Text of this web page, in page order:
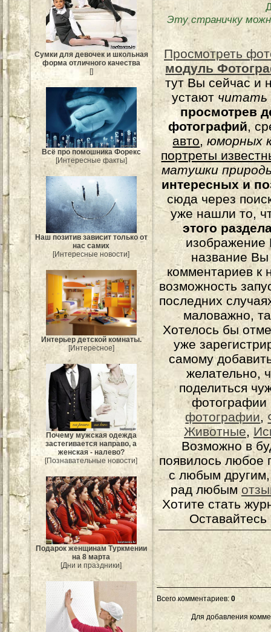
Сумки для девочек и школьная
форма отличного качества
[]
Всё про помошника Форекс
[Интересные факты]
Наш позитив зависит только от
нас самих
[Интересные новости]
Интерьер детской комнаты.
[Интересное]
Почему мужская одежда
застегивается направо, а
женская - налево?
[Познавательные новости]
Подарок женщинам Туркмении
на 8 марта
[Дни и праздники]
Эту страничку
Просмотреть
модуль
тут Вы сейчас и
устают читать
просмотрев
фотографий,
авто,юморных
портреты
матушки
интересных и
сюда через
уже нашли то,
этого
изображение
название
комментариев к
возможность
последних
маловажно,
Хотелось бы
уже
самому
желательно,
поделиться
фотографии
фотографии,
Животные,
Возможно в
появилось любое
с любым
рад любым
Хотите стать
Всего комментариев: 0
Для добавления